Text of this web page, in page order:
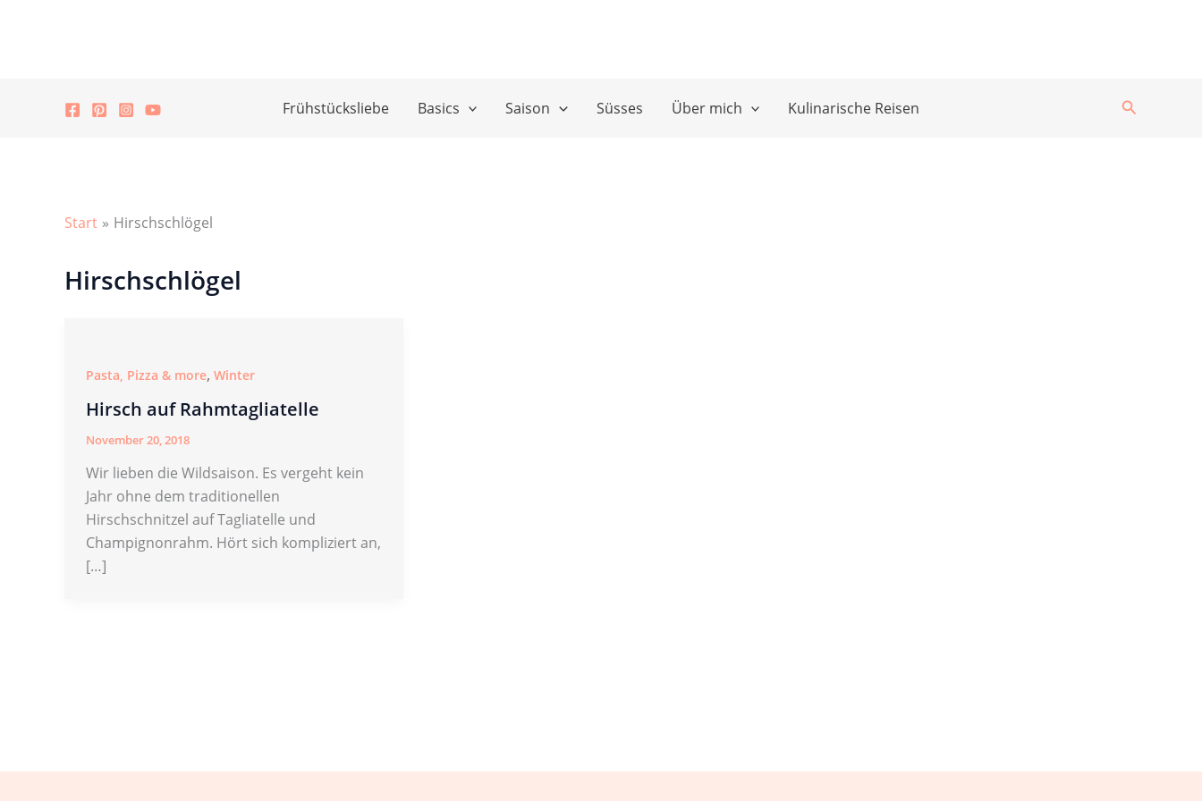
Frühstücksliebe Basics Saison Süsses Über mich Kulinarische Reisen Suchen
Start Hirschschlögel
Hirschschlögel
Pasta, Pizza & more, Winter
Hirsch auf Rahmtagliatelle
November 20, 2018
Wir lieben die Wildsaison. Es vergeht kein
Jahr ohne dem traditionellen
Hirschschnitzel auf Tagliatelle und
Champignonrahm. Hört sich kompliziert an,
[…]